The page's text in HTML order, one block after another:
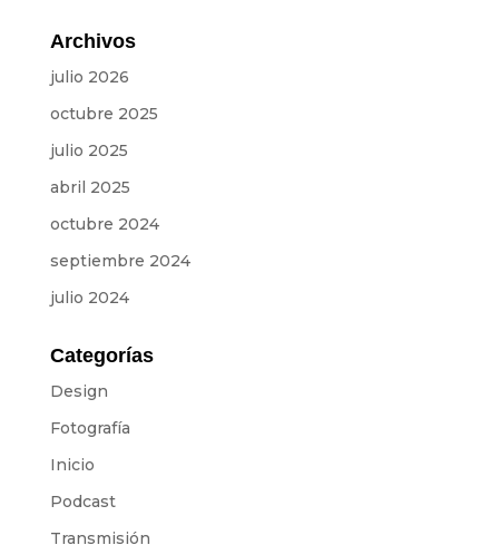
Archivos
julio 2026
octubre 2025
julio 2025
abril 2025
octubre 2024
septiembre 2024
julio 2024
Categorías
Design
Fotografía
Inicio
Podcast
Transmisión